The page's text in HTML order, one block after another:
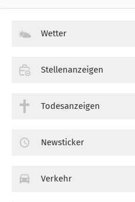
Wetter
Stellenanzeigen
Todesanzeigen
Newsticker
Verkehr